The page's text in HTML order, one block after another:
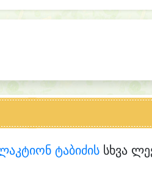
ტაბიძისსხვა